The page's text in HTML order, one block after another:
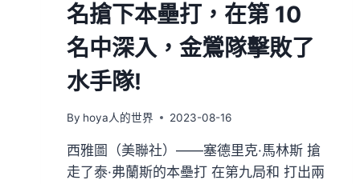
名搶下本壘打，在第 10
名中深入，金鶯隊擊敗了
水手隊!
By hoya人的世界 2023-08-16
西雅圖（美聯社）——塞德里克·馬林斯 搶
走了泰·弗蘭斯的本壘打 在第九局和 打出兩